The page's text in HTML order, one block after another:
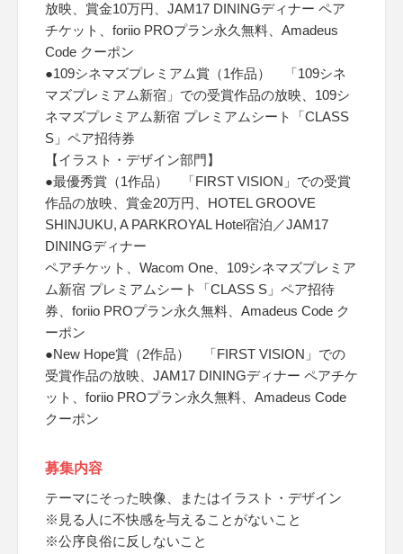
放映、賞金10万円、JAM17 DININGディナー ペア
チケット、foriio PROプラン永久無料、Amadeus
Code クーポン
●109シネマズプレミアム賞（1作品） 「109シネ
マズプレミアム新宿」での受賞作品の放映、109シ
ネマズプレミアム新宿 プレミアムシート「CLASS
S」ペア招待券
【イラスト・デザイン部門】
●最優秀賞（1作品） 「FIRST VISION」での受賞
作品の放映、賞金20万円、HOTEL GROOVE
SHINJUKU, A PARKROYAL Hotel宿泊／JAM17
DININGディナー
ペアチケット、Wacom One、109シネマズプレミア
ム新宿 プレミアムシート「CLASS S」ペア招待
券、foriio PROプラン永久無料、Amadeus Code ク
ーポン
●New Hope賞（2作品） 「FIRST VISION」での
受賞作品の放映、JAM17 DININGディナー ペアチケ
ット、foriio PROプラン永久無料、Amadeus Code
クーポン
募集内容
テーマにそった映像、またはイラスト・デザイン
※見る人に不快感を与えることがないこと
※公序良俗に反しないこと